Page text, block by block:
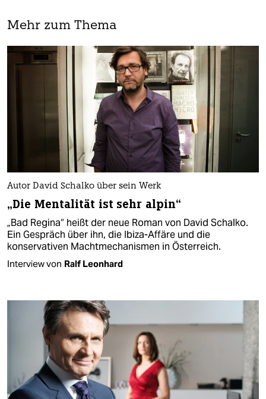
Mehr zum Thema
Autor David Schalko über sein Werk
„Die Mentalität ist sehr alpin“
„Bad Regina“ heißt der neue Roman von David Schalko.
Ein Gespräch über ihn, die Ibiza-Affäre und die
konservativen Machtmechanismen in Österreich.
Interview von Ralf Leonhard